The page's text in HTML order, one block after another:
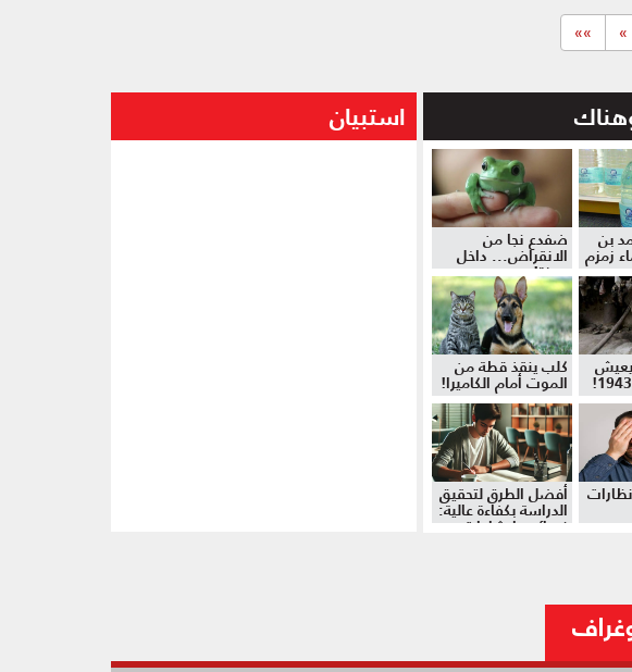
»» »
بن
زمزم
ضفدع نجا من
الانقراض... داخل
موزة!
كلب ينقذ قطة من
الموت أمام الكاميرا!
أفضل الطرق لتحقيق
الدراسة بكفاءة عالية:
نصائح وإرشادات
استبيان